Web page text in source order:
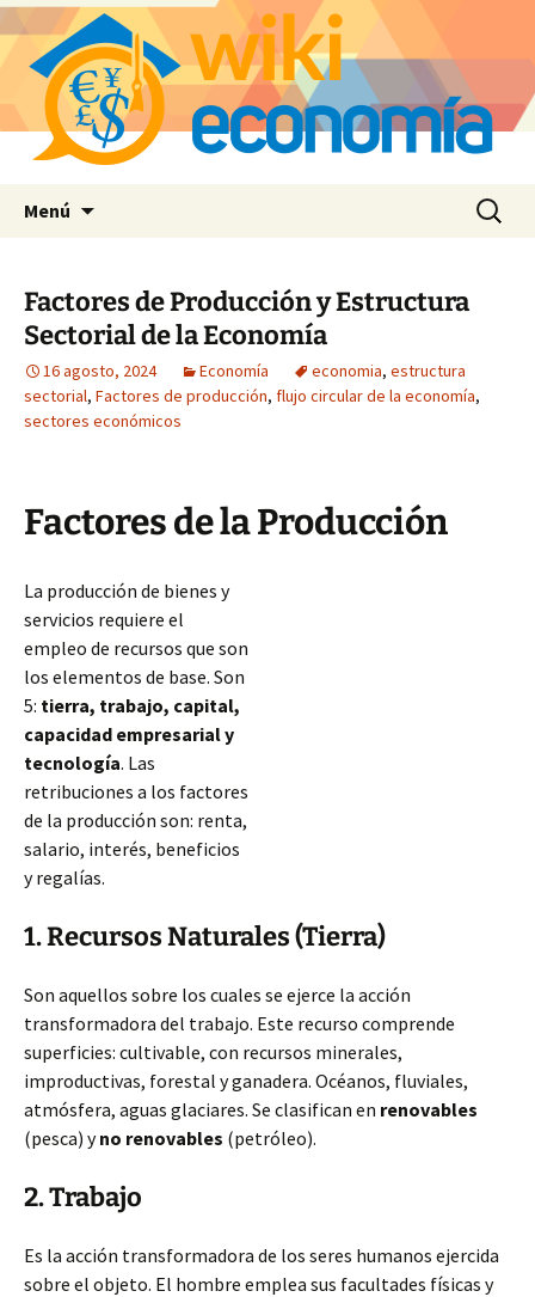
Menú Buscar:
Factores de Producción y Estructura
Sectorial de la Economía
16 agosto, 2024 Economía economia, estructura
sectorial, Factores de producción, flujo circular de la economía,
sectores económicos
Factores de la Producción
La producción de bienes y
servicios requiere el
empleo de recursos que son
los elementos de base. Son
5: tierra, trabajo, capital,
capacidad empresarial y
tecnología. Las
retribuciones a los factores
de la producción son: renta,
salario, interés, beneficios
y regalías.
1. Recursos Naturales (Tierra)
Son aquellos sobre los cuales se ejerce la acción
transformadora del trabajo. Este recurso comprende
superficies: cultivable, con recursos minerales,
improductivas, forestal y ganadera. Océanos, fluviales,
atmósfera, aguas glaciares. Se clasifican en renovables
(pesca) yno renovables (petróleo).
2. Trabajo
Es la acción transformadora de los seres humanos ejercida
sobre el objeto. El hombre emplea sus facultades físicas y